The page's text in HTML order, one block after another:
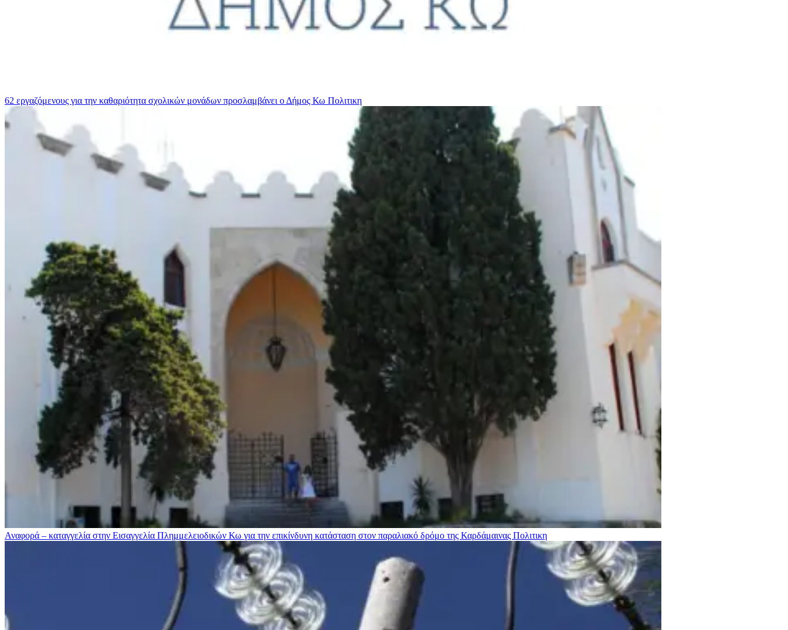
62 εργαζόμενους για την καθαριότητα σχολικών μονάδων προσλαμβάνει ο Δήμος Κω Πολιτικη
Αναφορά – καταγγελία στην Εισαγγελία Πλημμελειοδικών Κω για την επικίνδυνη κατάσταση στον παραλιακό δρόμο της Καρδάμαινας Πολιτικη